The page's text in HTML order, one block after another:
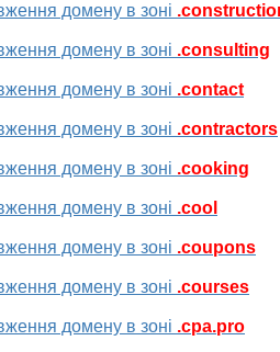
домену в зоні
домену в зоні .consulting
домену в зоні .contact
домену в зоні .contractors
домену в зоні .cooking
домену в зоні .cool
домену в зоні .coupons
домену в зоні .courses
домену в зоні .cpa.pro